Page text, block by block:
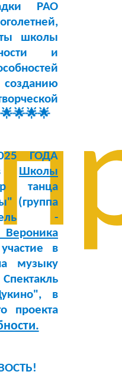
РАО
школы
и
ГОДА
Школы
танца
(группа
-
в
музыку
в
проекта